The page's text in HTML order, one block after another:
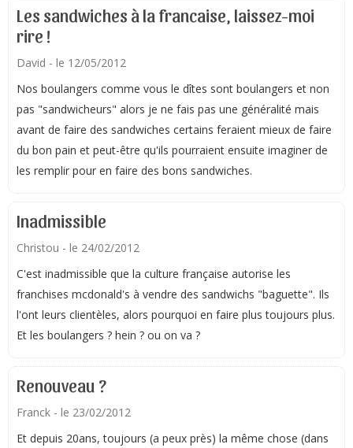
Les sandwiches à la francaise, laissez-moi
rire !
David - le 12/05/2012
Nos boulangers comme vous le dîtes sont boulangers et non
pas "sandwicheurs" alors je ne fais pas une généralité mais
avant de faire des sandwiches certains feraient mieux de faire
du bon pain et peut-être qu'ils pourraient ensuite imaginer de
les remplir pour en faire des bons sandwiches.
Inadmissible
Christou - le 24/02/2012
C'est inadmissible que la culture française autorise les
franchises mcdonald's à vendre des sandwichs "baguette". Ils
l'ont leurs clientèles, alors pourquoi en faire plus toujours plus.
Et les boulangers ? hein ? ou on va ?
Renouveau ?
Franck - le 23/02/2012
Et depuis 20ans, toujours (a peux près) la même chose (dans